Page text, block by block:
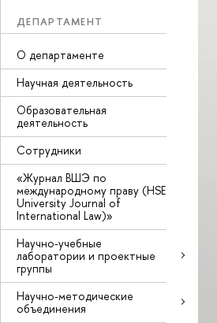
ДЕПАРТАМЕНТ
О департаменте
Научная деятельность
Образовательная
деятельность
Сотрудники
«Журнал ВШЭ по
международному праву (HSE
University Journal of
International Law)»
Научно-учебные
лаборатории и проектные
группы
Научно-методические
объединения